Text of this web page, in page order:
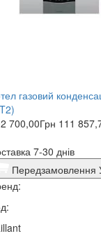
газовий
700,00Грн 111
7-30 днів
Передзамовлення